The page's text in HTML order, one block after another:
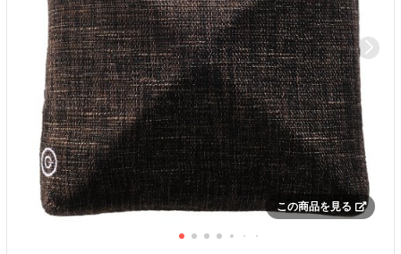
この商品を見る